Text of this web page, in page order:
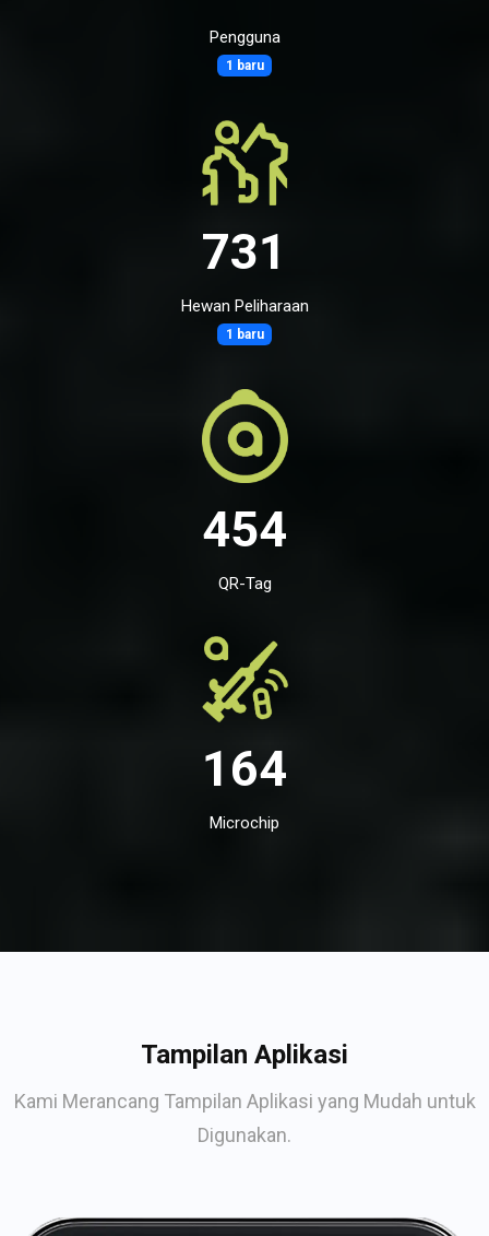
Pengguna
1 baru
731
Hewan Peliharaan
1 baru
454
QR-Tag
164
Microchip
Tampilan Aplikasi
Kami Merancang Tampilan Aplikasi yang Mudah untuk
Digunakan.